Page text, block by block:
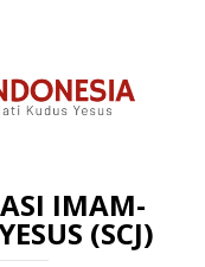
IMAM-
(SCJ)